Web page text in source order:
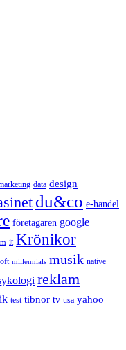
data design
du&co e-handel
företagaren google
it Krönikor
millennials musik native
reklam
test tibnor tv usa yahoo